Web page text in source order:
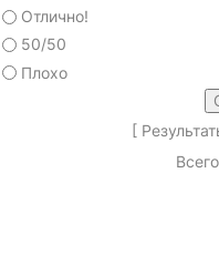
Отлично!
50/50
Плохо
[